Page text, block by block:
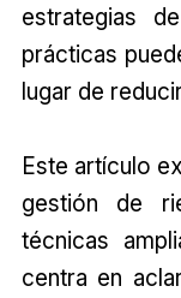
estrategias
prácticas
lugar de
Este artículo
gestión de
técnicas
centra en